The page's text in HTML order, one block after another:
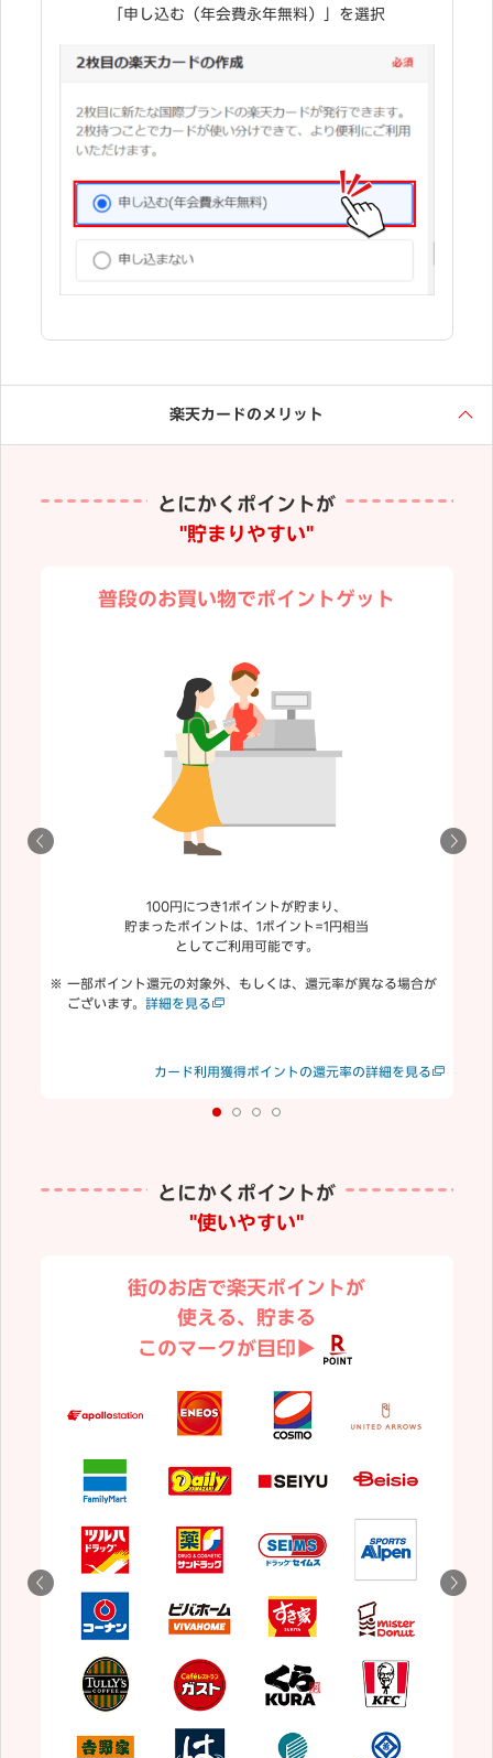
「申し込む（年会費永年無料）」を選択
楽天カードのメリット
とにかくポイントが
"貯まりやすい"
普段のお買い物でポイントゲット
100円につき1ポイントが貯まり、
貯まったポイントは、1ポイント=1円相当
としてご利用可能です。
一部ポイント還元の対象外、もしくは、還元率が異なる場合が
ございます。 詳細を見る
カード利用獲得ポイントの還元率の詳細を見る
とにかくポイントが
"使いやすい"
街のお店で楽天ポイントが
使える、貯まる
このマークが目印▶